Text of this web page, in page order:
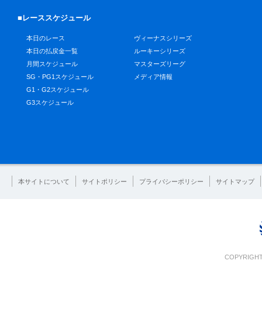
■レーススケジュール
本日のレース
本日の払戻金一覧
月間スケジュール
SG・PG1スケジュール
G1・G2スケジュール
G3スケジュール
ヴィーナスシリーズ
ルーキーシリーズ
マスターズリーグ
メディア情報
本サイトについて サイトポリシー プライバシーポリシー サイトマップ